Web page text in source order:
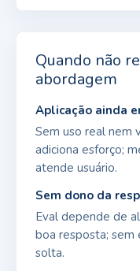
Quando não
abordagem
Aplicação ainda
Sem uso real nem
adiciona esforço;
atende usuário.
Sem dono da
Eval depende de
boa resposta; sem
solta.